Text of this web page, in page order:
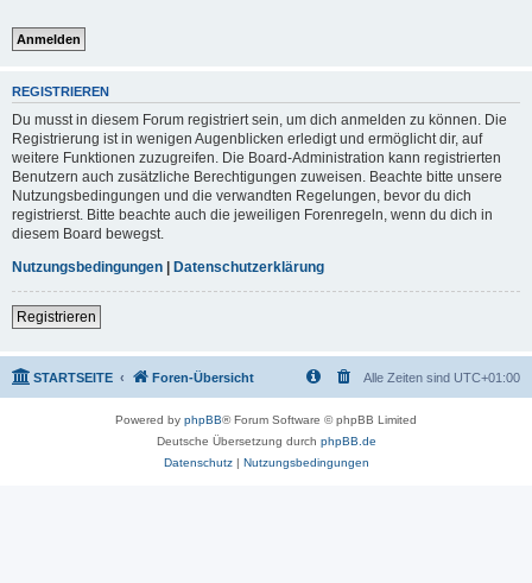
REGISTRIEREN
Du musst in diesem Forum registriert sein, um dich anmelden zu können. Die
Registrierung ist in wenigen Augenblicken erledigt und ermöglicht dir, auf
weitere Funktionen zuzugreifen. Die Board-Administration kann registrierten
Benutzern auch zusätzliche Berechtigungen zuweisen. Beachte bitte unsere
Nutzungsbedingungen und die verwandten Regelungen, bevor du dich
registrierst. Bitte beachte auch die jeweiligen Forenregeln, wenn du dich in
diesem Board bewegst.
Nutzungsbedingungen | Datenschutzerklärung
Registrieren
STARTSEITE Foren-Übersicht Alle Zeiten sind UTC+01:00
Powered by phpBB® Forum Software © phpBB Limited
Deutsche Übersetzung durch phpBB.de
Datenschutz| Nutzungsbedingungen